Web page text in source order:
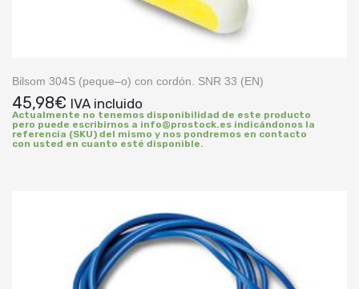
Bilsom 304S (peque–o) con cordón. SNR 33 (EN)
45,98€ IVA incluido
Actualmente no tenemos disponibilidad de este producto
pero puede escribirnos a info@prostock.es indicándonos la
referencia (SKU) del mismo y nos pondremos en contacto
con usted en cuanto esté disponible.